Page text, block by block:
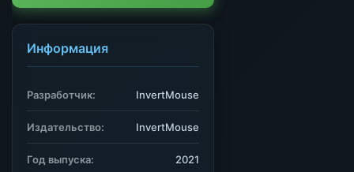
Информация
Разработчик: InvertMouse
Издательство: InvertMouse
Год выпуска: 2021